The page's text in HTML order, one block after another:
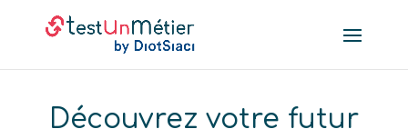
Découvrez votre futur